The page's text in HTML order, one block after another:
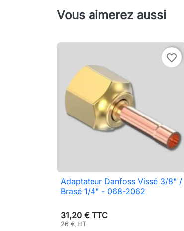
Vous aimerez aussi
favorite_border
 Aperçu rapide
Adaptateur Danfoss Vissé 3/8" /
Brasé 1/4" - 068-2062
31,20 € TTC
26 € HT